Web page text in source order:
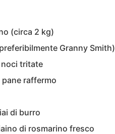
(circa 2 kg)
Granny Smith)
noci tritate
raffermo
di burro
di rosmarino fresco